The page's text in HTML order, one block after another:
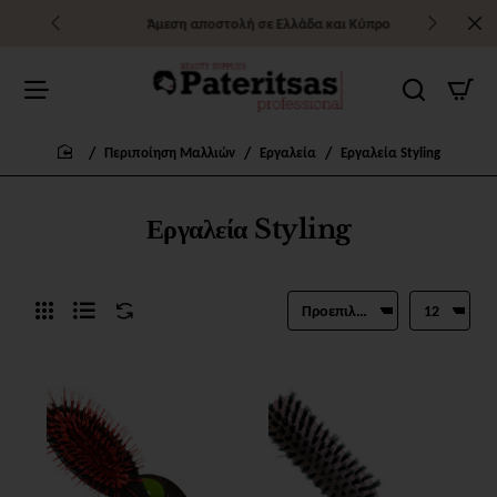
Άμεση αποστολή σε Ελλάδα και Κύπρο
Εργαλεία Styling
Περιποίηση Μαλλιών Εργαλεία Εργαλεία Styling